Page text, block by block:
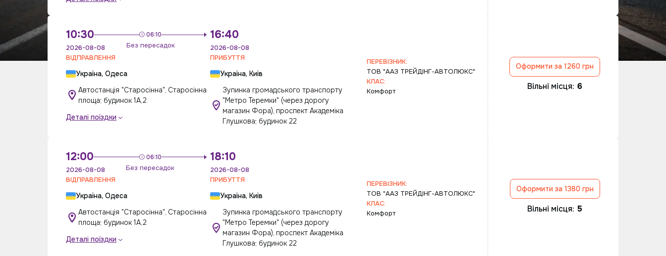
10:30 06:10
Без пересадок
2026-08-08
ВІДПРАВЛЕННЯ
Україна, Одеса
Автостанція "Старосінна", Старосінна
площа; будинок 1А,2
Деталі поїздки
16:40
2026-08-08
ПРИБУТТЯ
Україна, Київ
Зупинка громадського транспорту
"Метро Теремки" (через дорогу
магазин Фора), проспект Академіка
Глушкова; будинок 22
ПЕРЕВІЗНИК:
ТОВ "ААЗ ТРЕЙДІНГ-АВТОЛЮКС"
КЛАС:
Комфорт
Оформити за 1260 грн
Вільні місця: 6
12:00 06:10
Без пересадок
2026-08-08
ВІДПРАВЛЕННЯ
Україна, Одеса
Автостанція "Старосінна", Старосінна
площа; будинок 1А,2
Деталі поїздки
18:10
2026-08-08
ПРИБУТТЯ
Україна, Київ
Зупинка громадського транспорту
"Метро Теремки" (через дорогу
магазин Фора), проспект Академіка
Глушкова; будинок 22
ПЕРЕВІЗНИК:
ТОВ "ААЗ ТРЕЙДІНГ-АВТОЛЮКС"
КЛАС:
Комфорт
Оформити за 1380 грн
Вільні місця: 5